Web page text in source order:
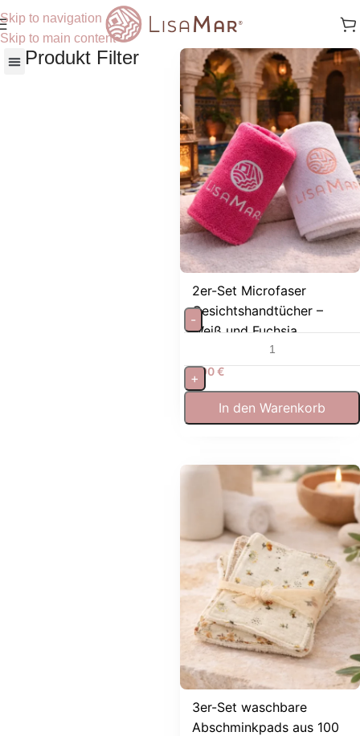
Skip to navigation
Skip to main content
Produkt Filter
2er-Set Microfaser
Gesichtshandtücher –
Weiß und Fuchsia,...
Ideal zum sanften abtrocknen
7,90€
-
+
In den Warenkorb
3er-Set waschbare
Abschminkpads aus 100